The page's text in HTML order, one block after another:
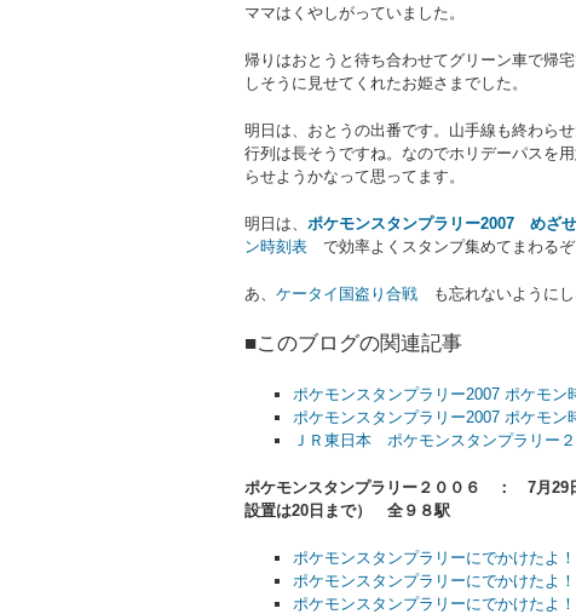
ママはくやしがっていました。
帰りはおとうと待ち合わせてグリーン車で帰
しそうに見せてくれたお姫さまでした。
明日は、おとうの出番です。山手線も終わら
行列は長そうですね。なのでホリデーパスを
らせようかなって思ってます。
明日は、 ポケモンスタンプラリー2007 めざ
ン時刻表 で効率よくスタンプ集めてまわるぞ
あ、 ケータイ国盗り合戦 も忘れないようにし
■このブログの関連記事
ポケモンスタンプラリー2007 ポケモン
ポケモンスタンプラリー2007 ポケモン
ＪＲ東日本 ポケモンスタンプラリー
ポケモンスタンプラリー２００６ ： 7月29
設置は20日まで） 全９８駅
ポケモンスタンプラリーにでかけた
ポケモンスタンプラリーにでかけたよ
ポケモンスタンプラリーにでかけたよ